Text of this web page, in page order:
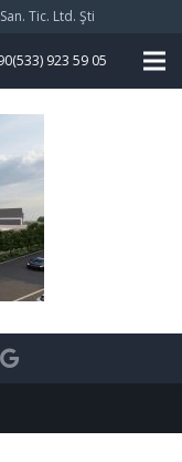
Tic. Ltd. Şti
923 59 05